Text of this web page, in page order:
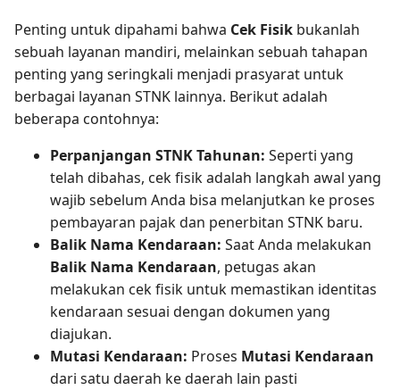
Penting untuk dipahami bahwa Cek Fisik bukanlah
sebuah layanan mandiri, melainkan sebuah tahapan
penting yang seringkali menjadi prasyarat untuk
berbagai layanan STNK lainnya. Berikut adalah
beberapa contohnya:
Perpanjangan STNK Tahunan: Seperti yang
telah dibahas, cek fisik adalah langkah awal yang
wajib sebelum Anda bisa melanjutkan ke proses
pembayaran pajak dan penerbitan STNK baru.
Balik Nama Kendaraan: Saat Anda melakukan
Balik Nama Kendaraan, petugas akan
melakukan cek fisik untuk memastikan identitas
kendaraan sesuai dengan dokumen yang
diajukan.
Mutasi Kendaraan: Proses Mutasi Kendaraan
dari satu daerah ke daerah lain pasti